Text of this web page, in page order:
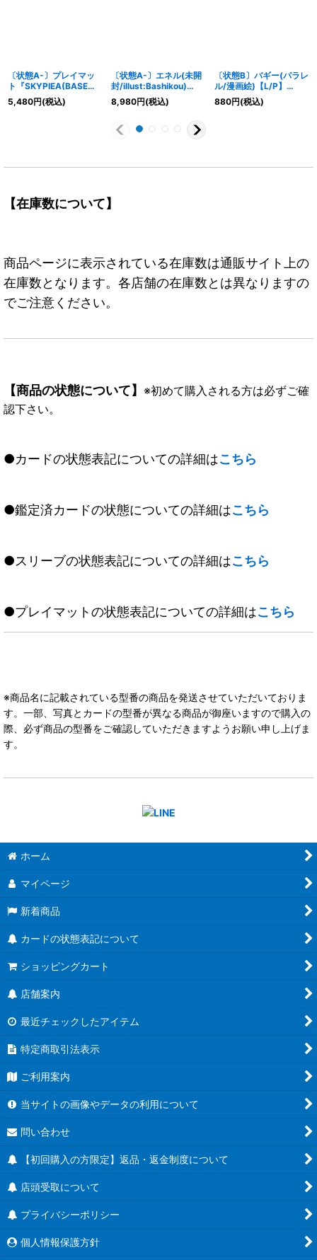
〔状態A-〕プレイマッ
ト『SKYPIEA(BASE
SHOP リミテッドプレイ
マットvol.1)』【サプラ
5,480円(税込)
〔状態A-〕エネル(未開
封/illust:Bashikou)
【SR】{OP15-060}
8,980円(税込)
〔状態B〕バギー(パラレ
ル/漫画絵)【L/P】
{OP09-042}
880円(税込)
【在庫数について】
商品ページに表示されている在庫数は通販サイト上の
在庫数となります。各店舗の在庫数とは異なりますの
でご注意ください。
【商品の状態について】 ※初めて購入される方は必ずご確
認下さい。
●カードの状態表記についての詳細はこちら
●鑑定済カードの状態についての詳細はこちら
●スリーブの状態表記についての詳細はこちら
●プレイマットの状態表記についての詳細はこちら
※商品名に記載されている型番の商品を発送させていただいておりま
す。一部、写真とカードの型番が異なる商品が御座いますので購入の
際、必ず商品の型番をご確認していただきますようお願い申し上げま
す。
ホーム
マイページ
新着商品
カードの状態表記について
ショッピングカート
店舗案内
最近チェックしたアイテム
特定商取引法表示
ご利用案内
当サイトの画像やデータの利用について
問い合わせ
【初回購入の方限定】返品・返金制度について
店頭受取について
プライバシーポリシー
個人情報保護方針